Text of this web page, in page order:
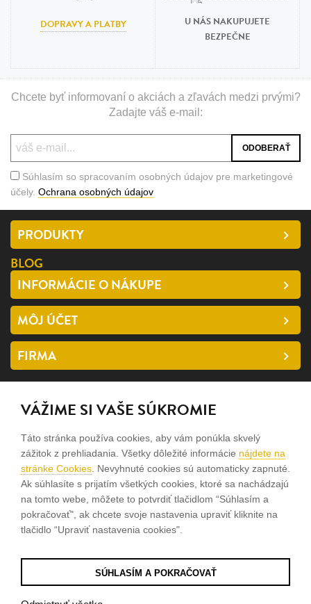
DOPRAVY A PLATBY
U NÁS NAKUPUJETE
BEZPEČNE
Chcete byť informovaní o akciách a zľavách medzi prvými?
Zadajte váš e-mail:
Súhlasím so spracovaním osobných údajov pre marketingové
účely. Ochrana osobných údajov
PRODUKTY
BLOG
INFORMÁCIE O NÁKUPE
MÔJ ÚČET
FIRMA
SLEDUJTE NÁS
facebook
instagram
Sme rodinná firma a zameriavame sa na predaj hodiniek a
šperkov od roku 1994.
Pozrite sa na naše ďaľšie web stránky.
VÁŽIME SI VAŠE SÚKROMIE
Táto stránka používa cookies, aby vám ponúkla skvelý
zážitok z prehliadania. Všetky dôležité informácie nájdete na
stránke Cookies . Nevyhnuté cookies sú automaticky zapnuté.
Ak súhlasíte s prijatím všetkých cookies, ktoré sa nachádzajú
na tomto webe, môžete to potvrdiť tlačidlom “Súhlasím a
pokračovať", ak chcete svoje nastavenia upraviť kliknite na
tlačidlo “Upraviť nastavenia cookies".
SÚHLASÍM A POKRAČOVAŤ